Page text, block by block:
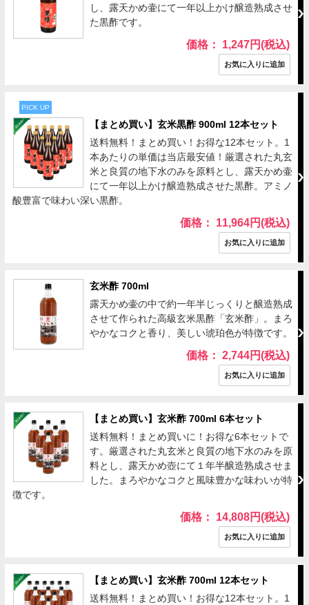
し、露天かめ壷にて一年以上かけ醸造熟成させ
た黒酢です。
価格： 1,247円(税込)
PICK UP
【まとめ買い】玄米黒酢 900ml 12本セット
送料無料！まとめ買い！お得な12本セット。1
本あたりの単価は当店最安値！厳選された丸玄
米と良質の地下水のみを原料とし、露天かめ壷
にて一年以上かけ醸造熟成させた黒酢。アミノ
酸豊富で味わい深い黒酢。
価格： 11,964円(税込)
玄米酢 700ml
露天かめ壷の中で約一年半じっくりと醸造熟成
させて作られた高級玄米黒酢「玄米酢」。まろ
やかなコクと香り、美しい琥珀色が特徴です。
価格： 2,744円(税込)
【まとめ買い】玄米酢 700ml 6本セット
送料無料！まとめ買いに！お得な6本セットで
す。厳選された丸玄米と良質の地下水のみを原
料とし、露天かめ壺にて１年半醸造熟成させま
した。まろやかなコクと風味豊かな味わいが特
徴です。
価格： 14,808円(税込)
【まとめ買い】玄米酢 700ml 12本セット
送料無料！まとめ買い！お得な12本セット。1